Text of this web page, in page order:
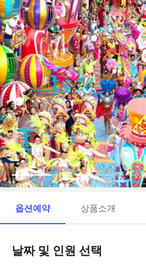
옵션예약 상품소개
날짜 및 인원 선택